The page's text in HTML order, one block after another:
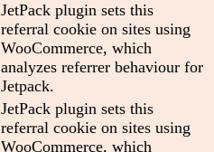
JetPack plugin sets this
referral cookie on sites using
WooCommerce, which
analyzes referrer behaviour for
Jetpack.
JetPack plugin sets this
referral cookie on sites using
WooCommerce, which